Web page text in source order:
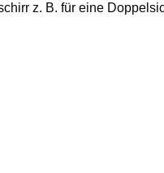
z. B. für eine